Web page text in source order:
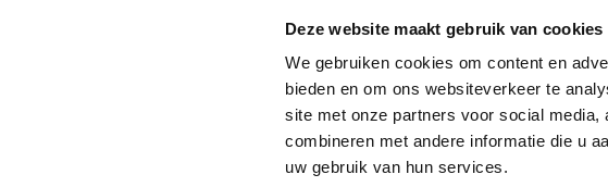
Deze website maakt gebruik van cookies
We gebruiken cookies om content en
bieden en om ons websiteverkeer te
site met onze partners voor social
combineren met andere informatie die u
uw gebruik van hun services.